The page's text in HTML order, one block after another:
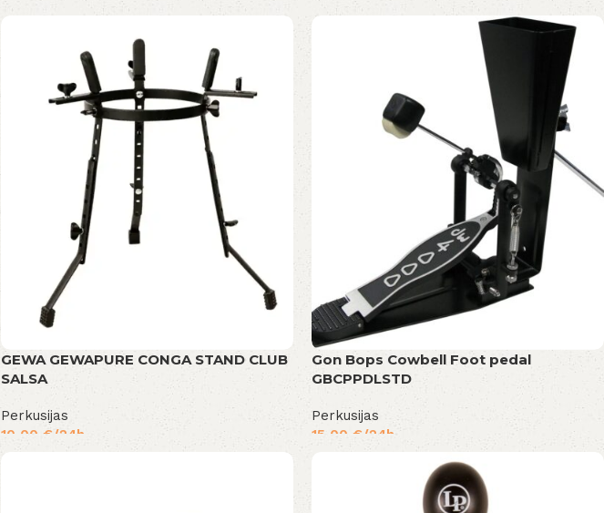
GEWA GEWAPURE CONGA STAND CLUB
SALSA
Perkusijas
10,00 € /24h
Gon Bops Cowbell Foot pedal
GBCPPDLSTD
Perkusijas
15,00 € /24h